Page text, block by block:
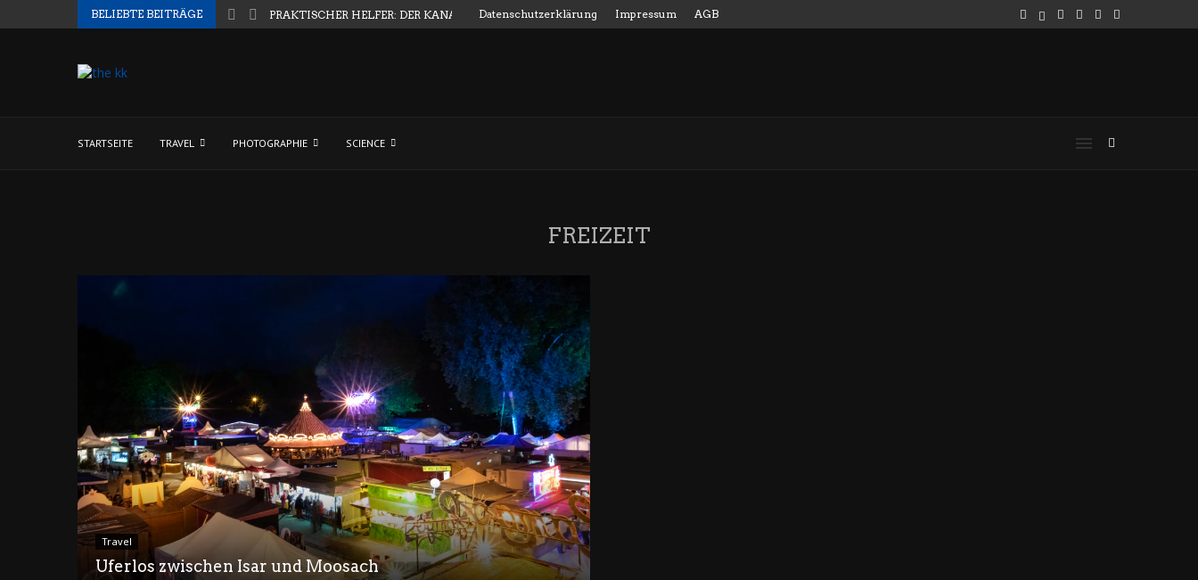
BELIEBTE BEITRÄGE PRAKTISCHER HELFER: DER KANALMESSSTABDatenschutzerklärung Impressum AGB
STARTSEITE TRAVEL PHOTOGRAPHIE SCIENCE
FREIZEIT
Travel
Uferlos zwischen Isar und Moosach